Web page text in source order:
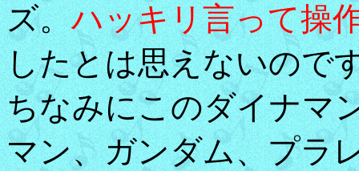
ズ。ハッキリ言って操
したとは思えないので
ちなみにこのダイナマ
マン、ガンダム、プラ